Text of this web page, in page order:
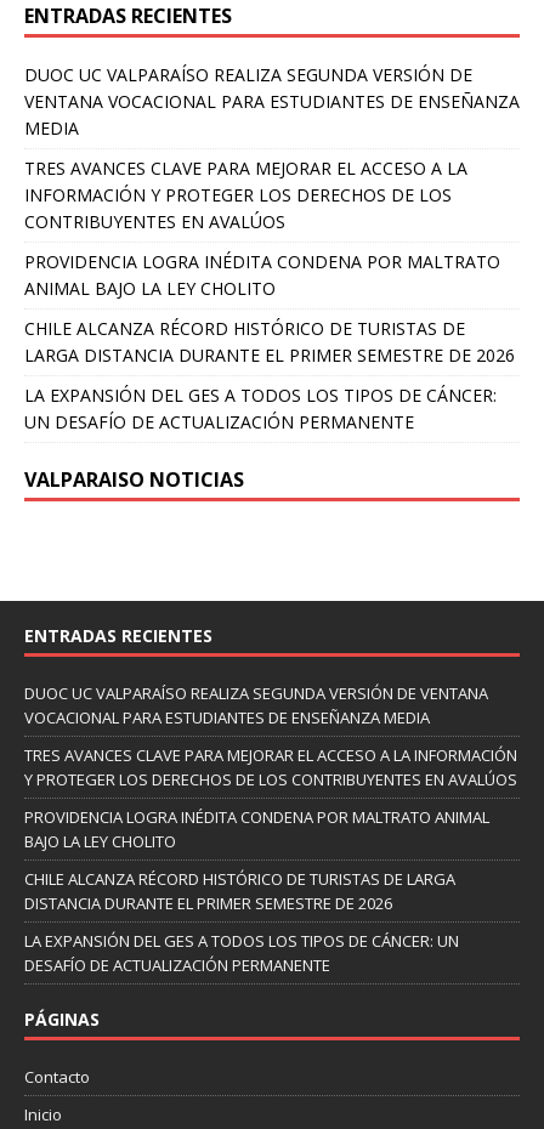
ENTRADAS RECIENTES
DUOC UC VALPARAÍSO REALIZA SEGUNDA VERSIÓN DE
VENTANA VOCACIONAL PARA ESTUDIANTES DE ENSEÑANZA
MEDIA
TRES AVANCES CLAVE PARA MEJORAR EL ACCESO A LA
INFORMACIÓN Y PROTEGER LOS DERECHOS DE LOS
CONTRIBUYENTES EN AVALÚOS
PROVIDENCIA LOGRA INÉDITA CONDENA POR MALTRATO
ANIMAL BAJO LA LEY CHOLITO
CHILE ALCANZA RÉCORD HISTÓRICO DE TURISTAS DE
LARGA DISTANCIA DURANTE EL PRIMER SEMESTRE DE 2026
LA EXPANSIÓN DEL GES A TODOS LOS TIPOS DE CÁNCER:
UN DESAFÍO DE ACTUALIZACIÓN PERMANENTE
VALPARAISO NOTICIAS
ENTRADAS RECIENTES
DUOC UC VALPARAÍSO REALIZA SEGUNDA VERSIÓN DE VENTANA
VOCACIONAL PARA ESTUDIANTES DE ENSEÑANZA MEDIA
TRES AVANCES CLAVE PARA MEJORAR EL ACCESO A LA INFORMACIÓN
Y PROTEGER LOS DERECHOS DE LOS CONTRIBUYENTES EN AVALÚOS
PROVIDENCIA LOGRA INÉDITA CONDENA POR MALTRATO ANIMAL
BAJO LA LEY CHOLITO
CHILE ALCANZA RÉCORD HISTÓRICO DE TURISTAS DE LARGA
DISTANCIA DURANTE EL PRIMER SEMESTRE DE 2026
LA EXPANSIÓN DEL GES A TODOS LOS TIPOS DE CÁNCER: UN
DESAFÍO DE ACTUALIZACIÓN PERMANENTE
PÁGINAS
Contacto
Inicio